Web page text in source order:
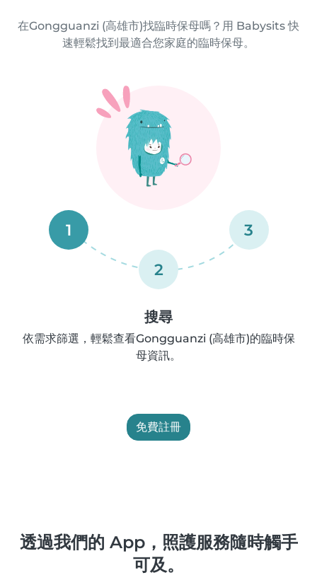
在Gongguanzi (高雄市)找臨時保母嗎？用 Babysits 快
速輕鬆找到最適合您家庭的臨時保母。
1
2
3
搜尋
依需求篩選，輕鬆查看Gongguanzi (高雄市)的臨時保
母資訊。
免費註冊
透過我們的 App，照護服務隨時觸手
可及。